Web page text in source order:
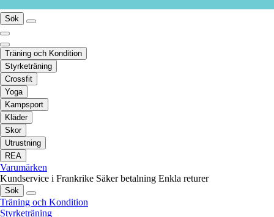
Sök
Träning och Kondition
Styrketräning
Crossfit
Yoga
Kampsport
Kläder
Skor
Utrustning
REA
Varumärken
Kundservice i Frankrike Säker betalning Enkla returer
Sök
Träning och Kondition
Styrketräning